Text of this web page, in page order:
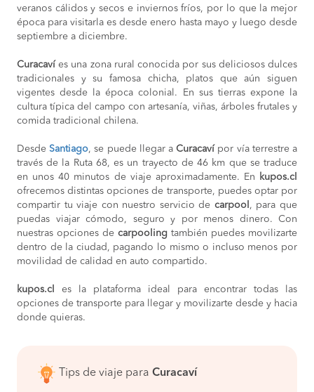
veranos cálidos y secos e inviernos fríos, por lo que la mejor
época para visitarla es desde enero hasta mayo y luego desde
septiembre a diciembre.
Curacavíes una zona rural conocida por sus deliciosos dulces
tradicionales y su famosa chicha, platos que aún siguen
vigentes desde la época colonial. En sus tierras expone la
cultura típica del campo con artesanía, viñas, árboles frutales y
comida tradicional chilena.
DesdeSantiago, se puede llegar a Curacaví por vía terrestre a
través de la Ruta 68, es un trayecto de 46 km que se traduce
en unos 40 minutos de viaje aproximadamente. En
kupos.cl
ofrecemos distintas opciones de transporte, puedes optar por
compartir tu viaje con nuestro servicio de carpool , para que
puedas viajar cómodo, seguro y por menos dinero. Con
nuestras opciones de carpooling también puedes movilizarte
dentro de la ciudad, pagando lo mismo o incluso menos por
movilidad de calidad en auto compartido.
kupos.cl
es la plataforma ideal para encontrar todas las
opciones de transporte para llegar y movilizarte desde y hacia
donde quieras.
Tips de viaje para Curacaví